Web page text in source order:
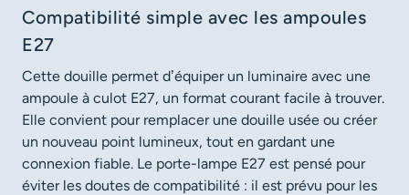
Compatibilité simple avec les ampoules
E27
Cette douille permet d’équiper un luminaire avec une
ampoule à culot E27, un format courant facile à trouver.
Elle convient pour remplacer une douille usée ou créer
un nouveau point lumineux, tout en gardant une
connexion fiable. Le porte-lampe E27 est pensé pour
éviter les doutes de compatibilité : il est prévu pour les